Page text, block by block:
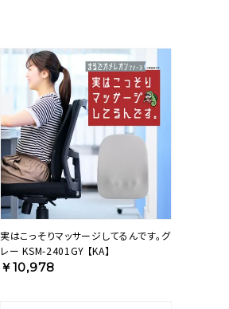
実はこっそりマッサージしてるんです。グ
レー KSM-2401GY 【KA】
￥10,978